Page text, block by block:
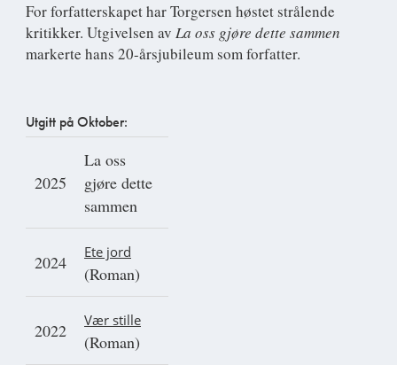
For forfatterskapet har Torgersen høstet strålende
kritikker. Utgivelsen av La oss gjøre dette sammen
markerte hans 20-årsjubileum som forfatter.
Utgitt på Oktober:
2025
La oss
gjøre dette
sammen
2024 Ete jord
(Roman)
2022 Vær stille
(Roman)